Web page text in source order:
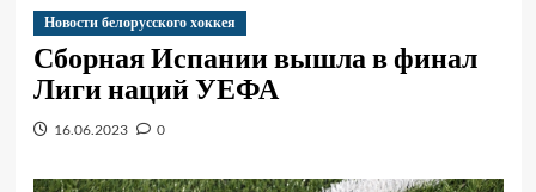
Новости белорусского хоккея
Сборная Испании вышла в финал
Лиги наций УЕФА
16.06.2023 0